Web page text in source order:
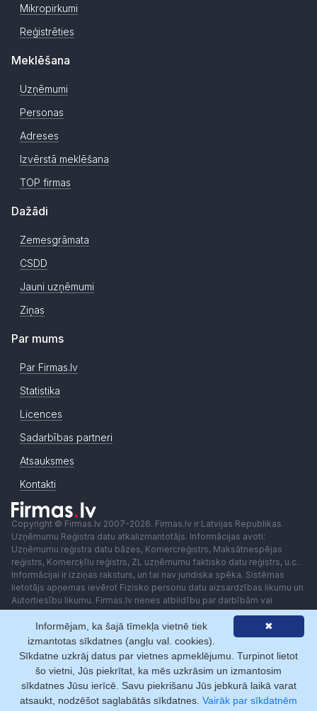
Mikropirkumi
Reģistrēties
Meklēšana
Uzņēmumi
Personas
Adreses
Izvērstā meklēšana
TOP firmas
Dažādi
Zemesgrāmata
CSDD
Jauni uzņēmumi
Ziņas
Par mums
Par Firmas.lv
Statistika
Licences
Sadarbības partneri
Atsauksmes
Kontakti
Copyright © Firmas.lv 2007-2026. Firmas.lv ir Latvijas Republikas
Uzņēmumu Reģistra datu atkalizmantotājs. Informācijas avoti:
Uzņēmumu reģistra datu bāzes, Komercreģistrs, Maksātnespējas
reģistrs, Komercķīlu reģistrs, ZL uzņēmumu faktisko datu reģistrs, u.c..
Informācijai ir izziņas raksturs, un tai nav juridiska spēka. Sistēmas
lietotājs apņemas ievērot Fizisko personu datu aizsardzības likumu un
Autortiesību likumu. Firmas.lv nenes atbildību par darbībām vai
lēmumiem, kas balstīti uz saņemto pakalpojumu. Lietotājam aizliegts
izmantot jebkādas automatizētas sistēmas vai iekārtas (robotus)
piekļuvei sistēmai bez rakstiskas saskaņošanas ar Firmas.lv. Galvenā
redaktore: Ingūna Pempere.
Lietošanas noteikumi
Privātuma politika Norēķini ar
✖
Informējam, ka šajā tīmekļa vietnē tiek
izmantotas sīkdatnes (angļu val. cookies).
Sīkdatne uzkrāj datus par vietnes apmeklējumu. Turpinot lietot
šo vietni, Jūs piekrītat, ka mēs uzkrāsim un izmantosim
sīkdatnes Jūsu ierīcē. Savu piekrišanu Jūs jebkurā laikā varat
atsaukt, nodzēšot saglabātās sīkdatnes. Vairāk par sīkdatnēm